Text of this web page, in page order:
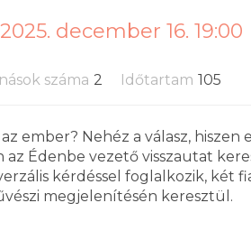
2025. december 16. 19:00
száma 2 Időtartam 105
ember? Nehéz a válasz,
Édenbe vezető visszautat
kérdéssel foglalkozik, két
megjelenítésén keresztül.